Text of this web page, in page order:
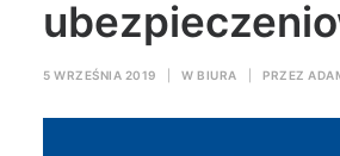
Polska
Świat
5 WRZEŚNIA 2019 W BIURA PRZEZ